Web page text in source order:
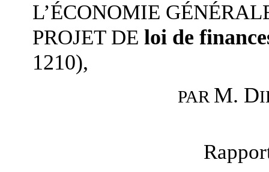
L’ÉCONOMIE
PROJET DE loi de
1210),
PAR M. D